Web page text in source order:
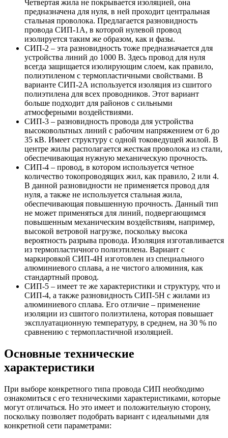
Четвертая жила не покрывается изоляцией, она
предназначена для нуля, в ней проходит центральная
стальная проволока. Предлагается разновидность
провода СИП-1А, в которой нулевой провод
изолируется таким же образом, как и фазы.
СИП-2 – эта разновидность тоже предназначается для
устройства линий до 1000 В. Здесь провод для нуля
всегда защищается изолирующим слоем, как правило,
полиэтиленом с термопластичными свойствами. В
варианте СИП-2А используется изоляция из сшитого
полиэтилена для всех проводников. Этот вариант
больше подходит для районов с сильными
атмосферными воздействиями.
СИП-3 – разновидность провода для устройства
высоковольтных линий с рабочим напряжением от 6 до
35 кВ. Имеет структуру с одной токоведущей жилой. В
центре жилы располагается жесткая проволока из стали,
обеспечивающая нужную механическую прочность.
СИП-4 – провод, в котором используется четное
количество токопроводящих жил, как правило, 2 или 4.
В данной разновидности не применяется провод для
нуля, а также не используется стальная жила,
обеспечивающая повышенную прочность. Данный тип
не может применяться для линий, подвергающимся
повышенным механическим воздействиям, например,
высокой ветровой нагрузке, поскольку высока
вероятность разрыва провода. Изоляция изготавливается
из термопластичного полиэтилена. Вариант с
маркировкой СИП-4Н изготовлен из специального
алюминиевого сплава, а не чистого алюминия, как
стандартный провод.
СИП-5 – имеет те же характеристики и структуру, что и
СИП-4, а также разновидность СИП-5Н с жилами из
алюминиевого сплава. Его отличие – применение
изоляции из сшитого полиэтилена, которая повышает
эксплуатационную температуру, в среднем, на 30 % по
сравнению с термопластичной изоляцией.
Основные технические
характеристики
При выборе конкретного типа провода СИП необходимо
ознакомиться с его техническими характеристиками, которые
могут отличаться. Но это имеет и положительную сторону,
поскольку позволяет подобрать вариант с идеальными для
конкретной сети параметрами: